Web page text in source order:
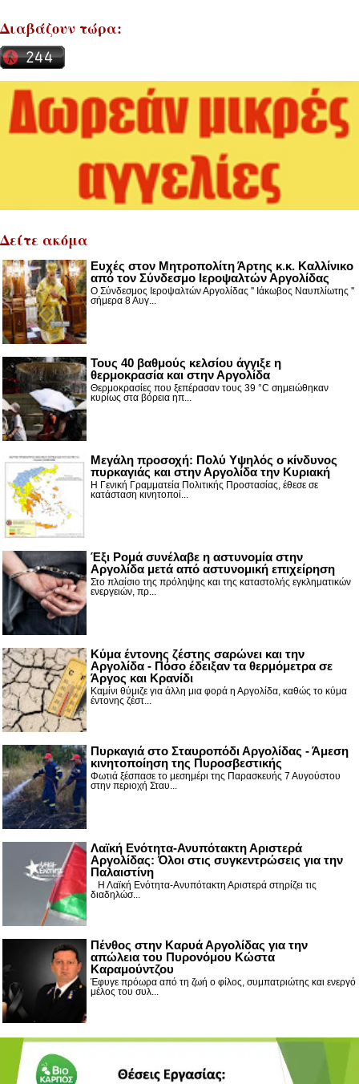
Διαβάζουν τώρα:
Δείτε ακόμα
Ευχές στον Μητροπολίτη Άρτης κ.κ. Καλλίνικο
από τον Σύνδεσμο Ιεροψαλτών Αργολίδας
Ο Σύνδεσμος Ιεροψαλτών Αργολίδας '' Ιάκωβος Ναυπλίωτης ''
σήμερα 8 Αυγ...
Τους 40 βαθμούς κελσίου άγγιξε η
θερμοκρασία και στην Αργολίδα
Θερμοκρασίες που ξεπέρασαν τους 39 °C σημειώθηκαν
κυρίως στα βόρεια ηπ...
Μεγάλη προσοχή: Πολύ Υψηλός ο κίνδυνος
πυρκαγιάς και στην Αργολίδα την Κυριακή
Η Γενική Γραμματεία Πολιτικής Προστασίας, έθεσε σε
κατάσταση κινητοποί...
Έξι Ρομά συνέλαβε η αστυνομία στην
Αργολίδα μετά από αστυνομική επιχείρηση
Στο πλαίσιο της πρόληψης και της καταστολής εγκληματικών
ενεργειών, πρ...
Κύμα έντονης ζέστης σαρώνει και την
Αργολίδα - Πόσο έδειξαν τα θερμόμετρα σε
Άργος και Κρανίδι
Καμίνι θύμιζε για άλλη μια φορά η Αργολίδα, καθώς το κύμα
έντονης ζέστ...
Πυρκαγιά στο Σταυροπόδι Αργολίδας - Άμεση
κινητοποίηση της Πυροσβεστικής
Φωτιά ξέσπασε το μεσημέρι της Παρασκευής 7 Αυγούστου
στην περιοχή Σταυ...
Λαϊκή Ενότητα-Ανυπότακτη Αριστερά
Αργολίδας: Όλοι στις συγκεντρώσεις για την
Παλαιστίνη
Η Λαϊκή Ενότητα-Ανυπότακτη Αριστερά στηρίζει τις
διαδηλώσ...
Πένθος στην Καρυά Αργολίδας για την
απώλεια του Πυρονόμου Κώστα
Καραμούντζου
Έφυγε πρόωρα από τη ζωή ο φίλος, συμπατριώτης και ενεργό
μέλος του συλ...